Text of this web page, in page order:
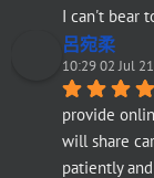
I can't bear
呂宛柔
10:29 02 Jul 21
provide
will share
patiently